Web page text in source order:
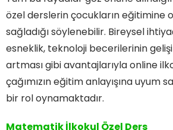
özel derslerin çocukların eğitimine
sağladığı söylenebilir. Bireysel
esneklik, teknoloji becerilerinin
artması gibi avantajlarıyla online
çağımızın eğitim anlayışına uyum
bir rol oynamaktadır.
Matematik İlkokul Özel Ders